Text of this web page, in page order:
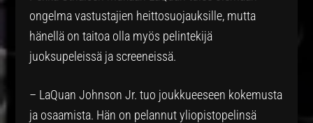
ongelma vastustajien heittosuojauksille, mutta
hänellä on taitoa olla myös pelintekijä
juoksupeleissä ja screeneissä.
– LaQuan Johnson Jr. tuo joukkueeseen kokemusta
ja osaamista. Hän on pelannut yliopistopelinsä